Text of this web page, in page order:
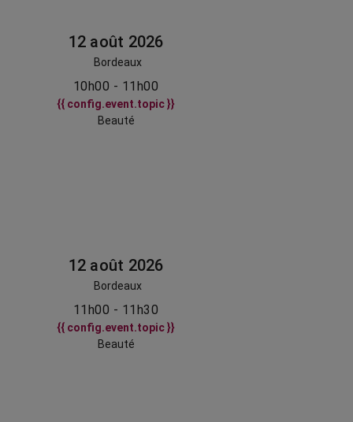
12 août 2026
Bordeaux
10h00 - 11h00
{{ config.event.topic }}
Beauté
12 août 2026
Bordeaux
11h00 - 11h30
{{ config.event.topic }}
Beauté